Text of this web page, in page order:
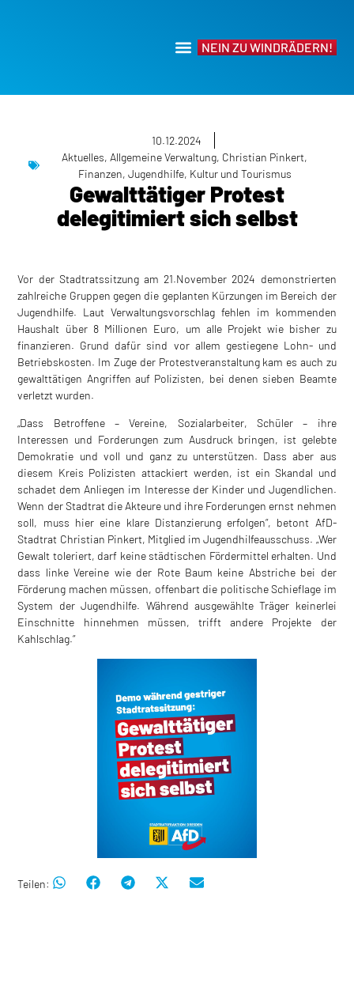
NEIN ZU WINDRÄDERN!
10.12.2024
Aktuelles, Allgemeine Verwaltung, Christian Pinkert,
Finanzen, Jugendhilfe, Kultur und Tourismus
Gewalttätiger Protest
delegitimiert sich selbst
Vor der Stadtratssitzung am 21.November 2024 demonstrierten
zahlreiche Gruppen gegen die geplanten Kürzungen im Bereich der
Jugendhilfe. Laut Verwaltungsvorschlag fehlen im kommenden
Haushalt über 8 Millionen Euro, um alle Projekt wie bisher zu
finanzieren. Grund dafür sind vor allem gestiegene Lohn- und
Betriebskosten. Im Zuge der Protestveranstaltung kam es auch zu
gewalttätigen Angriffen auf Polizisten, bei denen sieben Beamte
verletzt wurden.
„Dass Betroffene – Vereine, Sozialarbeiter, Schüler – ihre
Interessen und Forderungen zum Ausdruck bringen, ist gelebte
Demokratie und voll und ganz zu unterstützen. Dass aber aus
diesem Kreis Polizisten attackiert werden, ist ein Skandal und
schadet dem Anliegen im Interesse der Kinder und Jugendlichen.
Wenn der Stadtrat die Akteure und ihre Forderungen ernst nehmen
soll, muss hier eine klare Distanzierung erfolgen“, betont AfD-
Stadtrat Christian Pinkert, Mitglied im Jugendhilfeausschuss. „Wer
Gewalt toleriert, darf keine städtischen Fördermittel erhalten. Und
dass linke Vereine wie der Rote Baum keine Abstriche bei der
Förderung machen müssen, offenbart die politische Schieflage im
System der Jugendhilfe. Während ausgewählte Träger keinerlei
Einschnitte hinnehmen müssen, trifft andere Projekte der
Kahlschlag.“
Teilen: